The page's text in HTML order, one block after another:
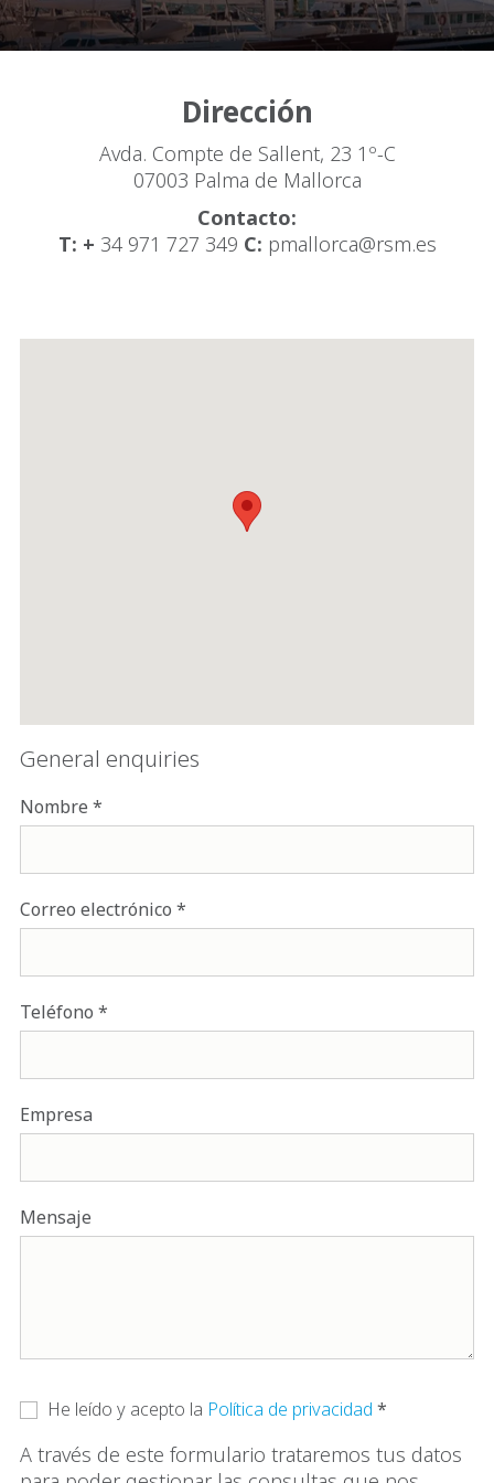
Dirección
Avda. Compte de Sallent, 23 1º-C
07003 Palma de Mallorca
Contacto:
T: + 34 971 727 349 C: pmallorca@rsm.es
General enquiries
Nombre
Correo electrónico
Teléfono
Empresa
Mensaje
He leído y acepto la Política de privacidad
A través de este formulario trataremos tus datos